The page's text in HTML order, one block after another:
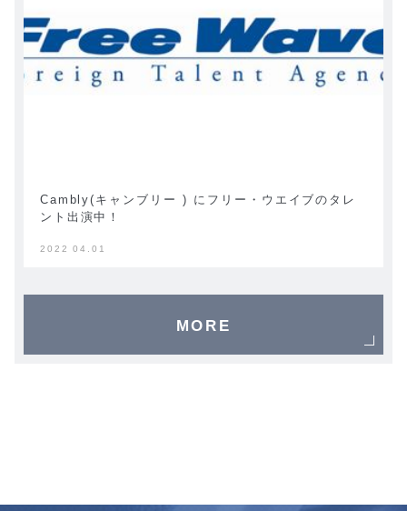
Cambly(キャンブリー ) にフリー・ウエイブのタレ
ント出演中！
2022 04.01
MORE